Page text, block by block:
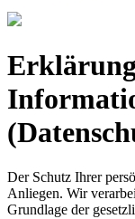
Der Schutz Ihrer
Anliegen. Wir
Grundlage der